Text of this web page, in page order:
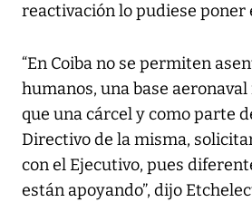
reactivación lo pudiese poner
“En Coiba no se permiten
humanos, una base
que una cárcel y como parte
Directivo de la misma,
con el Ejecutivo, pues
están apoyando”, dijo